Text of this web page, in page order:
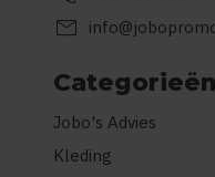
mail
Categorieën
Jobo's Advies
Kleding